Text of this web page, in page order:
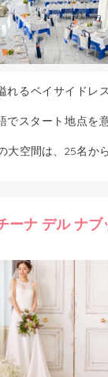
れるベイサイドレス
でスタート地点を
大空間は、25名から
ナ デル ナブ